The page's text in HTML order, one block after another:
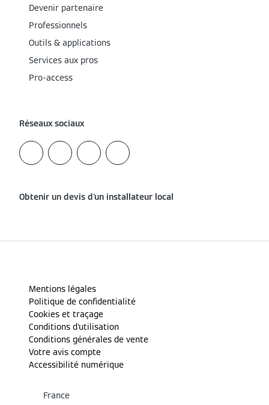
Devenir partenaire
Professionnels
Outils & applications
Services aux pros
Pro-access
Réseaux sociaux
Obtenir un devis d'un installateur local
Mentions légales
Politique de confidentialité
Cookies et traçage
Conditions d'utilisation
Conditions générales de vente
Votre avis compte
Accessibilité numérique
France